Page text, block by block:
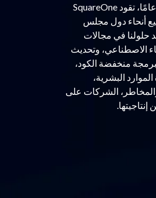
بخبرة تمتد لستة عشر عامًا، تقود SquareOne
أنحاء دول مجلس
حلولنا في مجالات
الاصطناعي، وتحديث
منخفضة الكود،
البشرية،
الشركات على